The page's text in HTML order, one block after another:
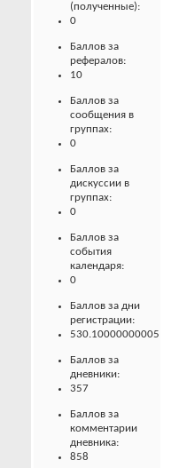
(полученные):
0
Баллов за
рефералов:
10
Баллов за
сообщения в
группах:
0
Баллов за
дискуссии в
группах:
0
Баллов за
события
календаря:
0
Баллов за дни
регистрации:
530.10000000005
Баллов за
дневники:
357
Баллов за
комментарии
дневника:
858